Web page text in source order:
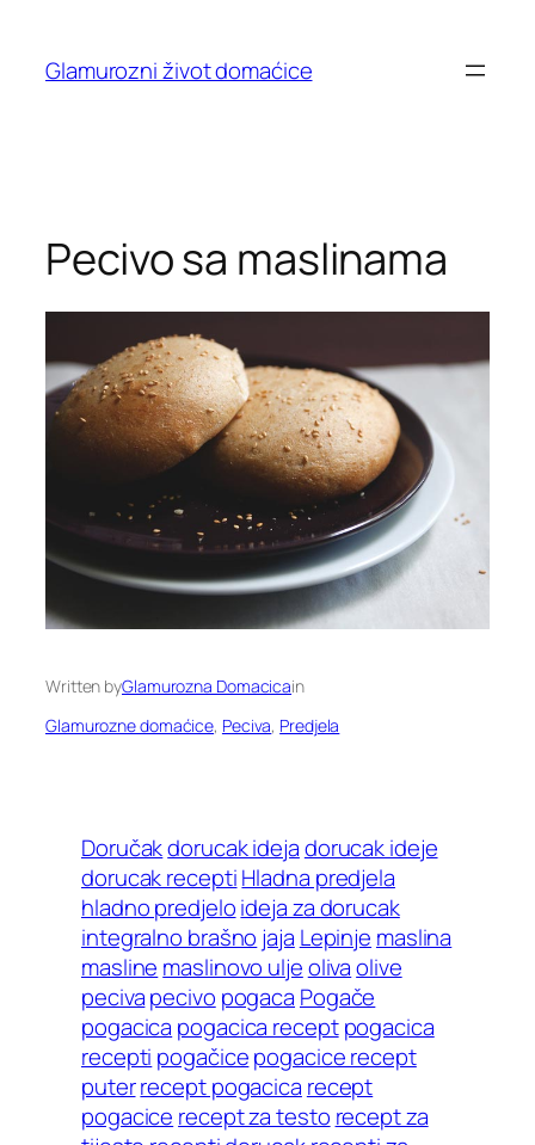
content
Glamurozni život domaćice
Pecivo sa maslinama
Written byGlamurozna Domacicain
Glamurozne domaćice, Peciva, Predjela
Doručakdorucak idejadorucak ideje
dorucak receptiHladna predjela
hladno predjeloideja za dorucak
integralno brašno jaja Lepinje maslina
masline maslinovo uljeolivaolive
pecivapecivo pogaca Pogače
pogacica pogacica recept pogacica
recepti pogačicepogacice recept
puterrecept pogacica recept
pogacice recept za testo recept za